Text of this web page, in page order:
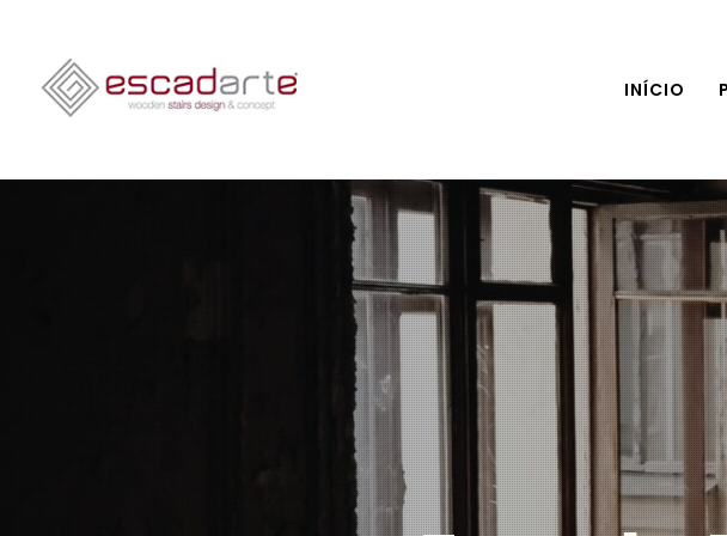
INÍCIO